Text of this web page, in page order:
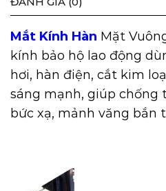
Mắt Kính Hàn Mặt
kính bảo hộ lao động
hơi, hàn điện, cắt kim
sáng mạnh, giúp chống
bức xạ, mảnh văng bắn